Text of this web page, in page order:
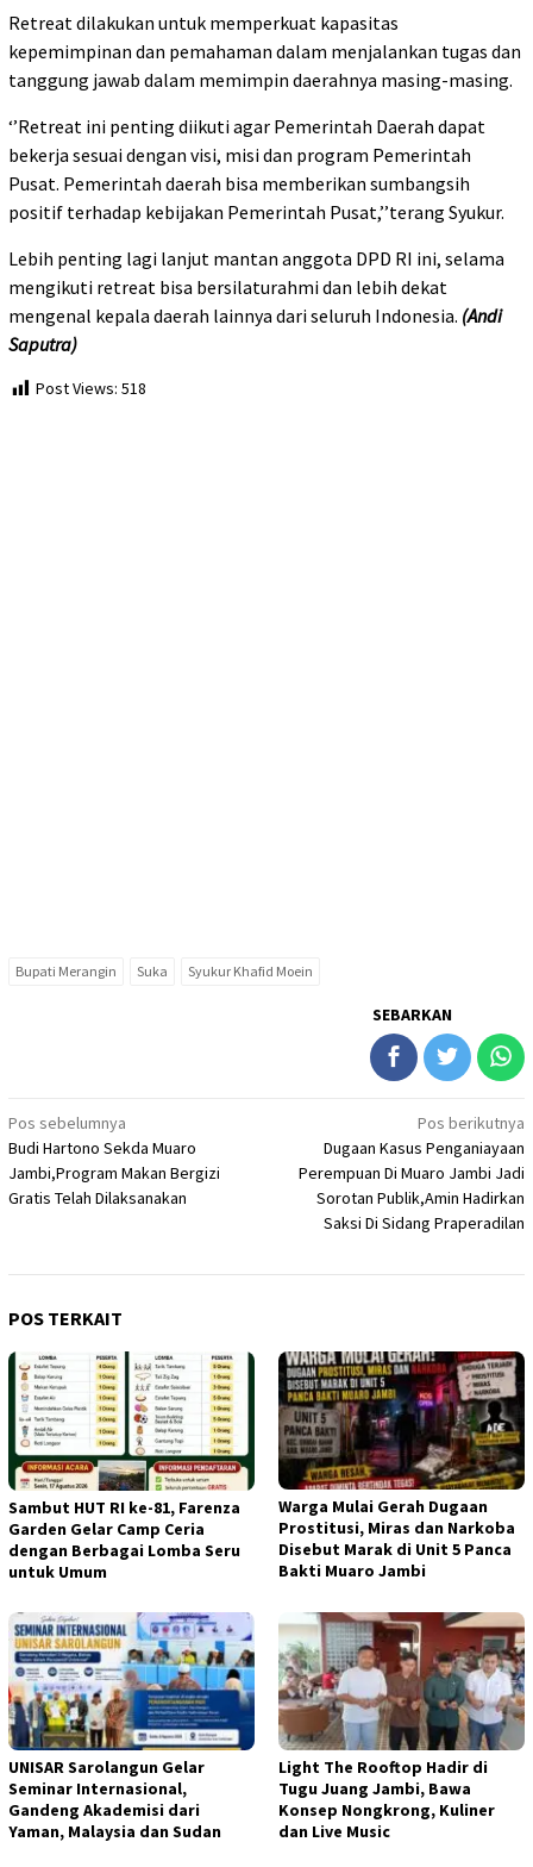
Retreat dilakukan untuk memperkuat kapasitas
kepemimpinan dan pemahaman dalam menjalankan tugas dan
tanggung jawab dalam memimpin daerahnya masing-masing.
‘’Retreat ini penting diikuti agar Pemerintah Daerah dapat
bekerja sesuai dengan visi, misi dan program Pemerintah
Pusat. Pemerintah daerah bisa memberikan sumbangsih
positif terhadap kebijakan Pemerintah Pusat,’’terang Syukur.
Lebih penting lagi lanjut mantan anggota DPD RI ini, selama
mengikuti retreat bisa bersilaturahmi dan lebih dekat
mengenal kepala daerah lainnya dari seluruh Indonesia. (Andi
Saputra)
Post Views: 518
Bupati Merangin Suka Syukur Khafid Moein
SEBARKAN
Navigasi
pos
Pos sebelumnya
Budi Hartono Sekda Muaro
Jambi,Program Makan Bergizi
Gratis Telah Dilaksanakan
Pos berikutnya
Dugaan Kasus Penganiayaan
Perempuan Di Muaro Jambi Jadi
Sorotan Publik,Amin Hadirkan
Saksi Di Sidang Praperadilan
POS TERKAIT
Sambut HUT RI ke-81, Farenza
Garden Gelar Camp Ceria
dengan Berbagai Lomba Seru
untuk Umum
Warga Mulai Gerah Dugaan
Prostitusi, Miras dan Narkoba
Disebut Marak di Unit 5 Panca
Bakti Muaro Jambi
UNISAR Sarolangun Gelar
Seminar Internasional,
Gandeng Akademisi dari
Yaman, Malaysia dan Sudan
Light The Rooftop Hadir di
Tugu Juang Jambi, Bawa
Konsep Nongkrong, Kuliner
dan Live Music